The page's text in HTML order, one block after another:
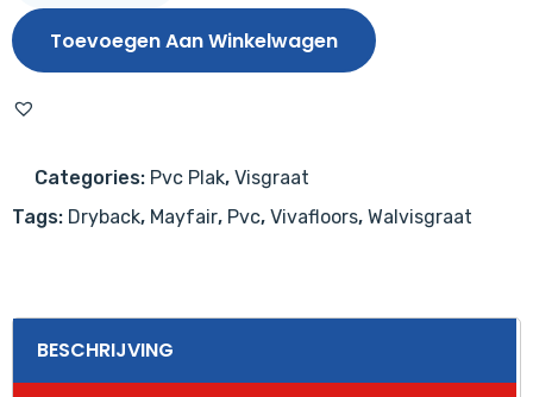
9040
aantal
Toevoegen Aan Winkelwagen
Categories: Pvc Plak, Visgraat
Tags: Dryback, Mayfair, Pvc, Vivafloors, Walvisgraat
BESCHRIJVING